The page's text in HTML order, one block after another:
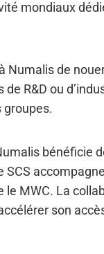
mondiaux
Numalis de
R&D ou
groupes.
bénéficie
MWC. La
son